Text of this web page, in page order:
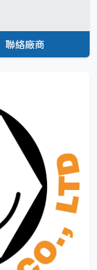
聯絡廠商